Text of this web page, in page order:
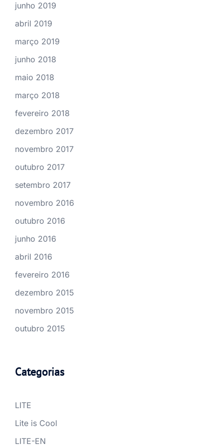
junho 2019
abril 2019
março 2019
junho 2018
maio 2018
março 2018
fevereiro 2018
dezembro 2017
novembro 2017
outubro 2017
setembro 2017
novembro 2016
outubro 2016
junho 2016
abril 2016
fevereiro 2016
dezembro 2015
novembro 2015
outubro 2015
Categorias
LITE
Lite is Cool
LITE-EN